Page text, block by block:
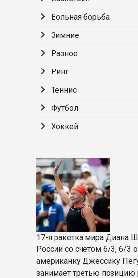
Вольная борьба
Зимние
Разное
Ринг
Теннис
Футбол
Хоккей
17-я ракетка мира Диана
России со счётом 6/3, 6/3
американку Джессику
занимает третью позицию